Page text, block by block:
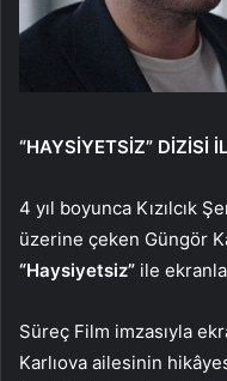
“HAYSİYETSİZ” DİZİSİ
4 yıl boyunca Kızılcık
üzerine çeken Güngör
“Haysiyetsiz” ile
Süreç Film imzasıyla
Karlıova ailesinin